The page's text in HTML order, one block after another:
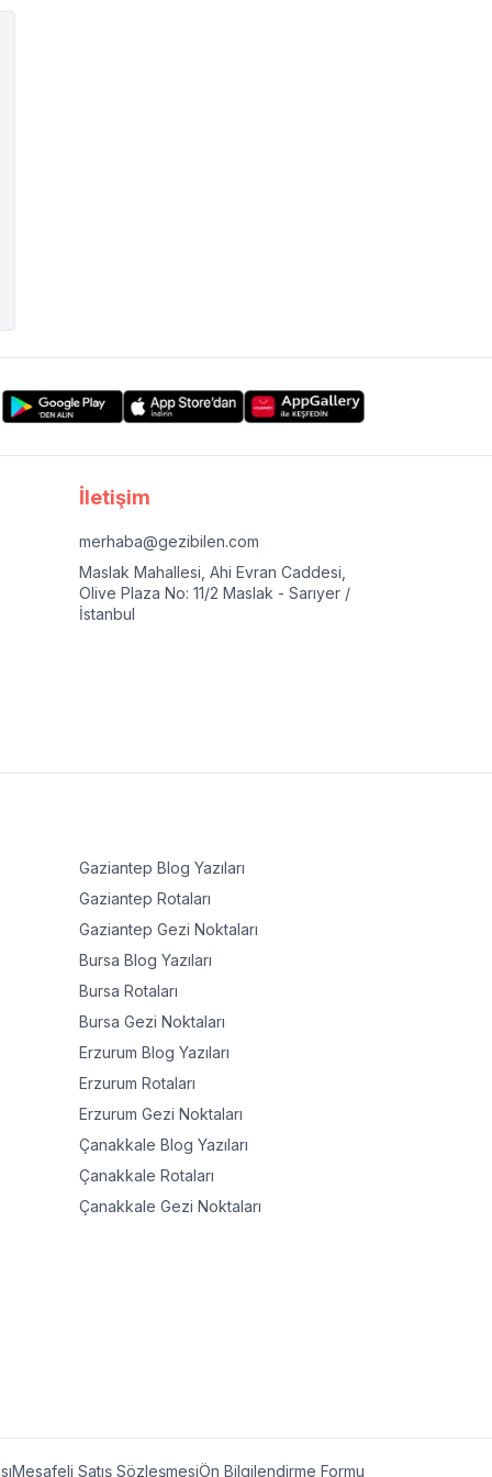
İletişim
merhaba@gezibilen.com
Maslak Mahallesi, Ahi Evran Caddesi,
Olive Plaza No: 11/2 Maslak - Sarıyer /
İstanbul
Gaziantep Blog Yazıları
Gaziantep Rotaları
Gaziantep Gezi Noktaları
Bursa Blog Yazıları
Bursa Rotaları
Bursa Gezi Noktaları
Erzurum Blog Yazıları
Erzurum Rotaları
Erzurum Gezi Noktaları
Çanakkale Blog Yazıları
Çanakkale Rotaları
Çanakkale Gezi Noktaları
Mesafeli Satış SözleşmesiÖn Bilgilendirme Formu